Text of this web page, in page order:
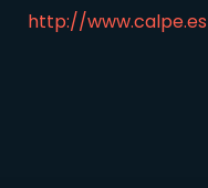
http://www.calpe.es